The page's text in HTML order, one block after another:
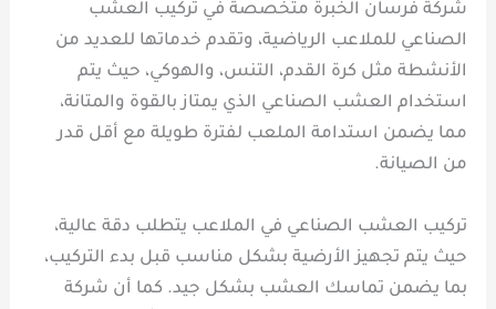
شركة فرسان الخبرة متخصصة في تركيب العشب
الصناعي للملاعب الرياضية، وتقدم خدماتها للعديد من
الأنشطة مثل كرة القدم، التنس، والهوكي، حيث يتم
استخدام العشب الصناعي الذي يمتاز بالقوة والمتانة،
مما يضمن استدامة الملعب لفترة طويلة مع أقل قدر
من الصيانة.
تركيب العشب الصناعي في الملاعب يتطلب دقة عالية،
حيث يتم تجهيز الأرضية بشكل مناسب قبل بدء التركيب،
بما يضمن تماسك العشب بشكل جيد. كما أن شركة